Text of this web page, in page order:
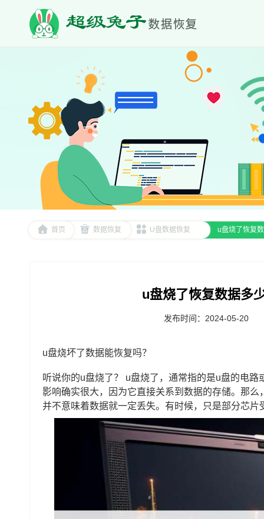
首页 数据恢复 U盘数据恢复 u盘烧了恢复
u盘烧了恢复数据多
发布时间：2024-05-20
u盘烧坏了数据能恢复吗？
听说你的u盘烧了？ u盘烧了，通常指的是u盘的电
影响确实很大，因为它直接关系到数据的存储。那
并不意味着数据就一定丢失。有时候，只是部分芯